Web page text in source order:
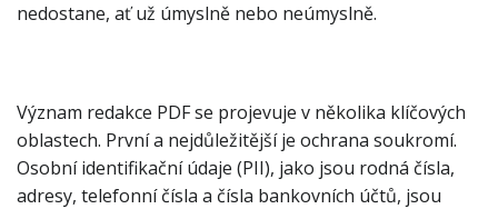
nedostane, ať už úmyslně nebo neúmyslně.
Význam redakce PDF se projevuje v několika klíčových
oblastech. První a nejdůležitější je ochrana soukromí.
Osobní identifikační údaje (PII), jako jsou rodná čísla,
adresy, telefonní čísla a čísla bankovních účtů, jsou